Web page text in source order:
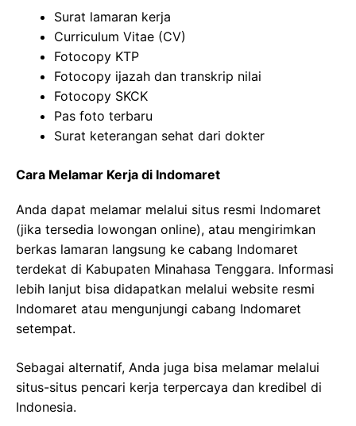
Surat lamaran kerja
Curriculum Vitae (CV)
Fotocopy KTP
Fotocopy ijazah dan transkrip nilai
Fotocopy SKCK
Pas foto terbaru
Surat keterangan sehat dari dokter
Cara Melamar Kerja di Indomaret
Anda dapat melamar melalui situs resmi Indomaret
(jika tersedia lowongan online), atau mengirimkan
berkas lamaran langsung ke cabang Indomaret
terdekat di Kabupaten Minahasa Tenggara. Informasi
lebih lanjut bisa didapatkan melalui website resmi
Indomaret atau mengunjungi cabang Indomaret
setempat.
Sebagai alternatif, Anda juga bisa melamar melalui
situs-situs pencari kerja terpercaya dan kredibel di
Indonesia.